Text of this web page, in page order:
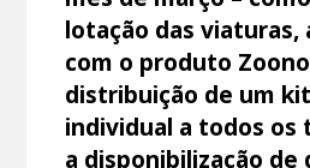
lotação das viaturas,
com o produto
distribuição de um
individual a todos os
a disponibilização